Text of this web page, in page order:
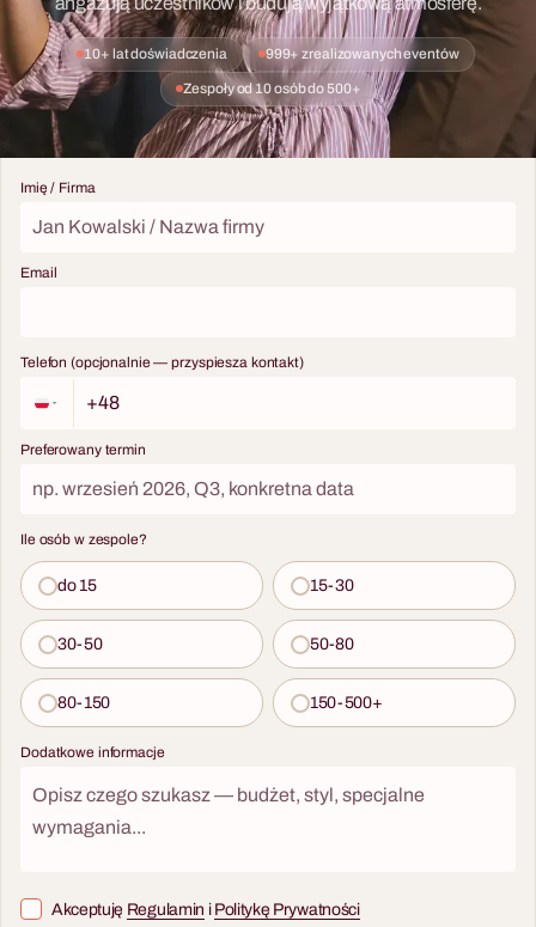
10+ lat doświadczenia 999+ zrealizowanych eventów
Zespoły od 10 osób do 500+
Imię / Firma
Email
Telefon (opcjonalnie — przyspiesza kontakt)
Preferowany termin
Ile osób w zespole?
do 15 15-30
30-50 50-80
80-150 150-500+
Dodatkowe informacje
Akceptuję Regulamin i Politykę Prywatności